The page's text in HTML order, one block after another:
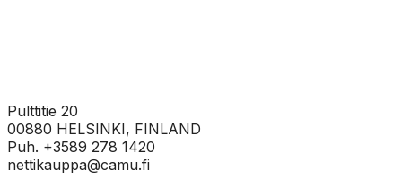
Pulttitie 20
00880 HELSINKI, FINLAND
Puh. +3589 278 1420
nettikauppa@camu.fi